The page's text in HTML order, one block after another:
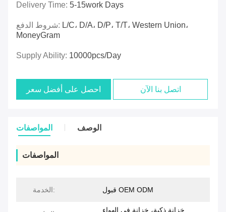
Delivery Time: 5-15work Days
شروط الدفع: L/C، D/A، D/P، T/T، Western Union،
MoneyGram
Supply Ability: 10000pcs/day
احصل على أفضل سعر اتصل بنا الآن
المواصفات الوصف
المواصفات
الخدمة: قبول OEM ODM
خزانة ذكية، خزانة في الهواء